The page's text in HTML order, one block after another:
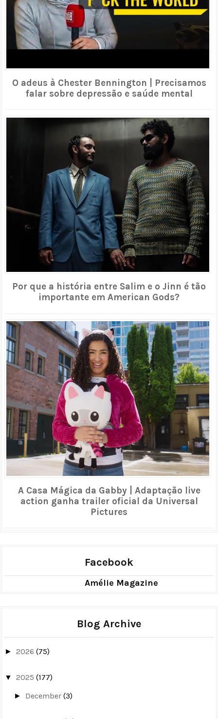
O adeus à Chester Bennington | Precisamos
falar sobre depressão e saúde mental
Por que a história entre Salim e o Jinn é tão
importante em American Gods?
A Casa Mágica da Gabby | Adaptação live
action ganha trailer oficial da Universal
Pictures
Facebook
Amélie Magazine
Blog Archive
► 2026 (75)
▼ 2025 (177)
► December(3)